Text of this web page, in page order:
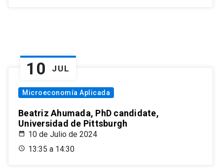
10 JUL
Microeconomía Aplicada
Beatriz Ahumada, PhD candidate,
Universidad de Pittsburgh
10 de Julio de 2024
13:35 a 14:30